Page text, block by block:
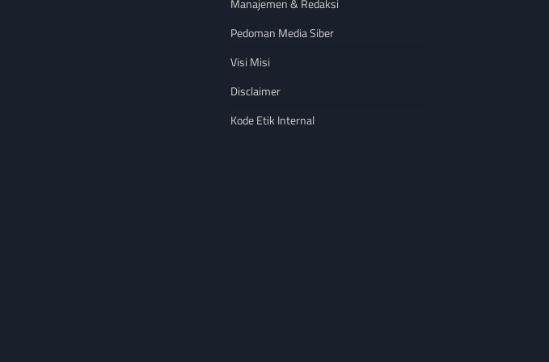
Manajemen & Redaksi
Pedoman Media Siber
Visi Misi
Disclaimer
Kode Etik Internal